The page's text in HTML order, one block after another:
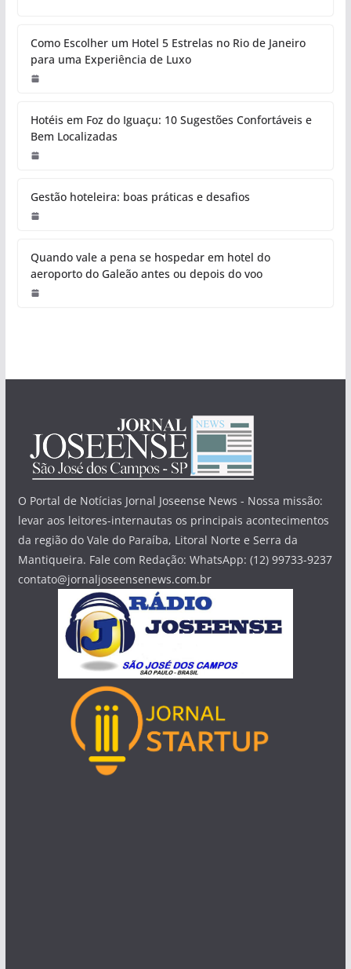
Como Escolher um Hotel 5 Estrelas no Rio de Janeiro
para uma Experiência de Luxo
Hotéis em Foz do Iguaçu: 10 Sugestões Confortáveis e
Bem Localizadas
Gestão hoteleira: boas práticas e desafios
Quando vale a pena se hospedar em hotel do
aeroporto do Galeão antes ou depois do voo
O Portal de Notícias Jornal Joseense News - Nossa missão:
levar aos leitores-internautas os principais acontecimentos
da região do Vale do Paraíba, Litoral Norte e Serra da
Mantiqueira. Fale com Redação: WhatsApp: (12) 99733-9237
contato@jornaljoseensenews.com.br